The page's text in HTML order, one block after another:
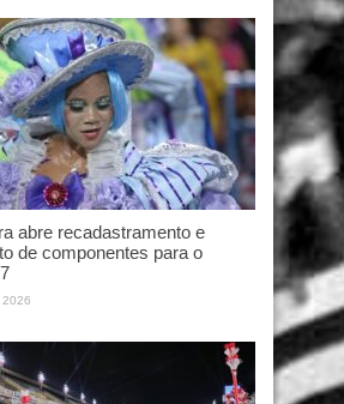
abre recadastramento e
de componentes para o